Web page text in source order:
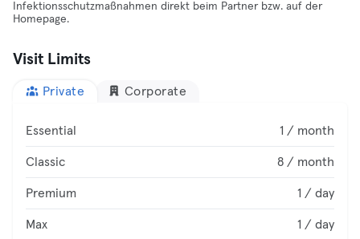
Infektionsschutzmaßnahmen direkt beim Partner bzw. auf der
Homepage.
Visit Limits
Private Corporate
Essential 1 / month
Classic 8 / month
Premium 1 / day
Max 1 / day